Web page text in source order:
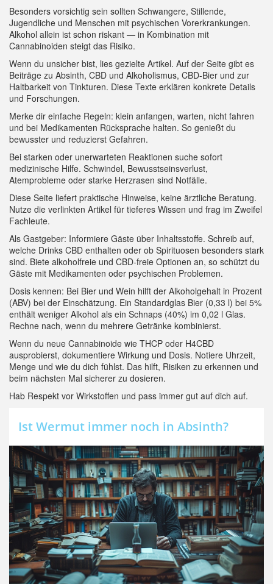
Besonders vorsichtig sein sollten Schwangere, Stillende,
Jugendliche und Menschen mit psychischen Vorerkrankungen.
Alkohol allein ist schon riskant — in Kombination mit
Cannabinoiden steigt das Risiko.
Wenn du unsicher bist, lies gezielte Artikel. Auf der Seite gibt es
Beiträge zu Absinth, CBD und Alkoholismus, CBD-Bier und zur
Haltbarkeit von Tinkturen. Diese Texte erklären konkrete Details
und Forschungen.
Merke dir einfache Regeln: klein anfangen, warten, nicht fahren
und bei Medikamenten Rücksprache halten. So genießt du
bewusster und reduzierst Gefahren.
Bei starken oder unerwarteten Reaktionen suche sofort
medizinische Hilfe. Schwindel, Bewusstseinsverlust,
Atemprobleme oder starke Herzrasen sind Notfälle.
Diese Seite liefert praktische Hinweise, keine ärztliche Beratung.
Nutze die verlinkten Artikel für tieferes Wissen und frag im Zweifel
Fachleute.
Als Gastgeber: Informiere Gäste über Inhaltsstoffe. Schreib auf,
welche Drinks CBD enthalten oder ob Spirituosen besonders stark
sind. Biete alkoholfreie und CBD-freie Optionen an, so schützt du
Gäste mit Medikamenten oder psychischen Problemen.
Dosis kennen: Bei Bier und Wein hilft der Alkoholgehalt in Prozent
(ABV) bei der Einschätzung. Ein Standardglas Bier (0,33 l) bei 5%
enthält weniger Alkohol als ein Schnaps (40%) im 0,02 l Glas.
Rechne nach, wenn du mehrere Getränke kombinierst.
Wenn du neue Cannabinoide wie THCP oder H4CBD
ausprobierst, dokumentiere Wirkung und Dosis. Notiere Uhrzeit,
Menge und wie du dich fühlst. Das hilft, Risiken zu erkennen und
beim nächsten Mal sicherer zu dosieren.
Hab Respekt vor Wirkstoffen und pass immer gut auf dich auf.
Ist Wermut immer noch in Absinth?